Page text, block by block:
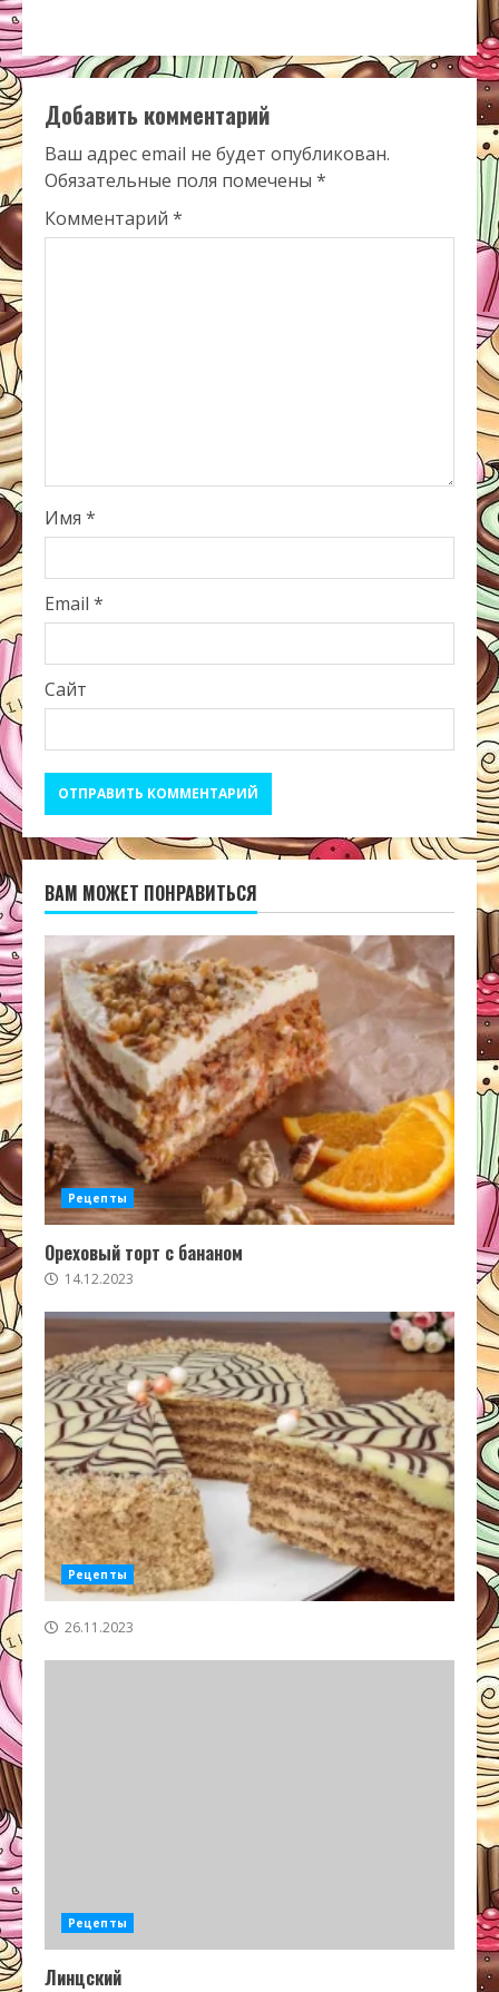
Добавить комментарий
Ваш адрес email не будет опубликован.
Обязательные поля помечены *
Комментарий *
Имя *
Email *
Сайт
ВАМ МОЖЕТ ПОНРАВИТЬСЯ
Рецепты
Ореховый торт с бананом
14.12.2023
Рецепты
26.11.2023
Рецепты
Линцский